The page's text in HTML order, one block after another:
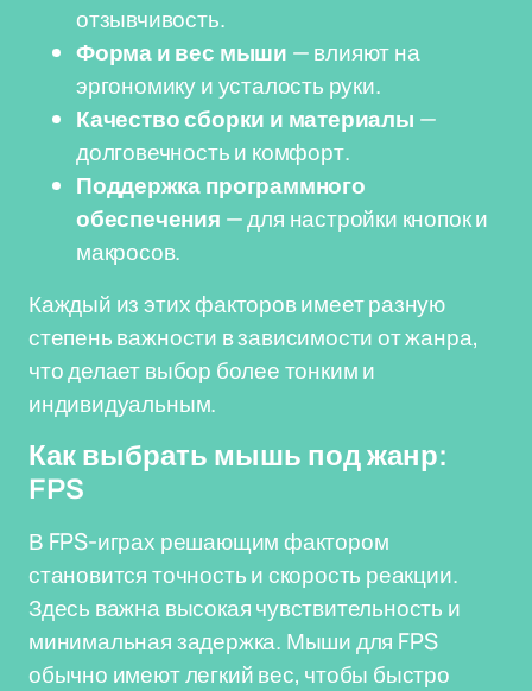
отзывчивость.
Форма и вес мыши — влияют на
эргономику и усталость руки.
Качество сборки и материалы —
долговечность и комфорт.
Поддержка программного
обеспечения — для настройки кнопок и
макросов.
Каждый из этих факторов имеет разную
степень важности в зависимости от жанра,
что делает выбор более тонким и
индивидуальным.
Как выбрать мышь под жанр:
FPS
В FPS-играх решающим фактором
становится точность и скорость реакции.
Здесь важна высокая чувствительность и
минимальная задержка. Мыши для FPS
обычно имеют легкий вес, чтобы быстро